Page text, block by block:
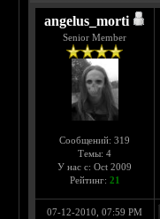
angelus_morti
Senior Member
Сообщений: 319
Темы: 4
У нас с: Oct 2009
Рейтинг: 21
07-12-2010, 07:59 PM